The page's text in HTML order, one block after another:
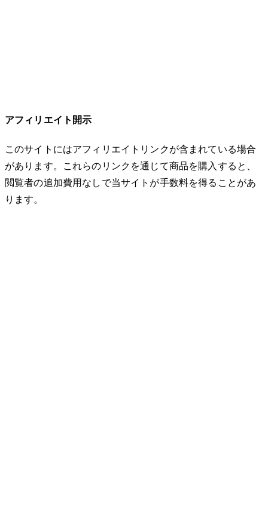
アフィリエイト開示
このサイトにはアフィリエイトリンクが含まれている場合
があります。これらのリンクを通じて商品を購入すると、
閲覧者の追加費用なしで当サイトが手数料を得ることがあ
ります。